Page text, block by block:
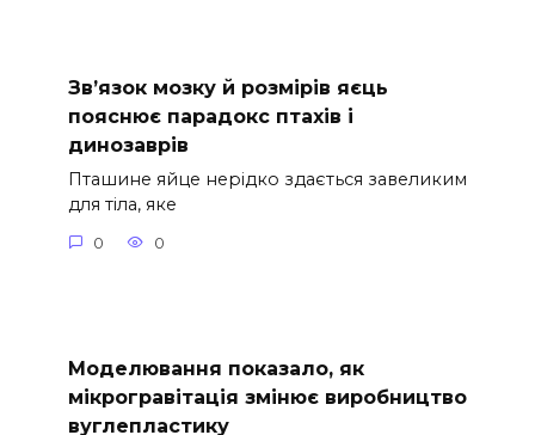
Зв’язок мозку й розмірів яєць
пояснює парадокс птахів і
динозаврів
Пташине яйце нерідко здається завеликим
для тіла, яке
0 0
Моделювання показало, як
мікрогравітація змінює виробництво
вуглепластику